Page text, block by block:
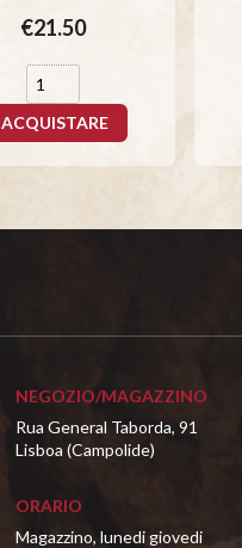
€21.50
ACQUISTARE
NEGOZIO/MAGAZZINO
Rua General Taborda, 91
Lisboa (Campolide)
ORARIO
Magazzino, lunedi giovedi